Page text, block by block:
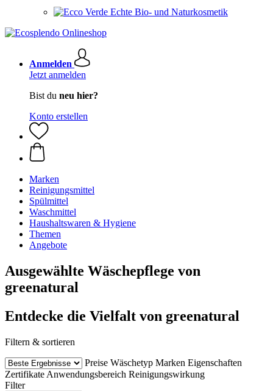
Echte Bio- und Naturkosmetik
Anmelden
Jetzt anmelden
Bist du neu hier?
Konto erstellen
Marken
Reinigungsmittel
Spülmittel
Waschmittel
Haushaltswaren & Hygiene
Themen
Angebote
Ausgewählte Wäschepflege von
greenatural
Entdecke die Vielfalt von greenatural
Filtern & sortieren
Preise Wäschetyp Marken Eigenschaften
Zertifikate Anwendungsbereich Reinigungswirkung
Filter